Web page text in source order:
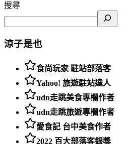
搜尋
涼子是也
食尚玩家 駐站部落客
Yahoo! 旅遊駐站達人
udn走跳美食專欄作者
udn走跳旅遊專欄作者
愛食記 台中美食作者
2022 百大部落客銀獎